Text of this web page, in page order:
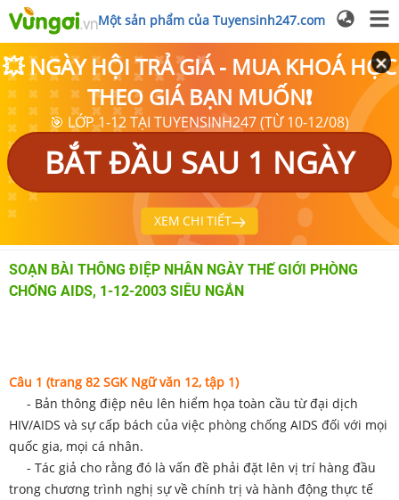
Một sản phẩm của Tuyensinh247.com
💥 NGÀY HỘI TRẢ GIÁ - MUA KHOÁ HỌC
THEO GIÁ BẠN MUỐN❗
🎯 LỚP 1-12 TẠI TUYENSINH247 (TỪ 10-12/08)
BẮT ĐẦU SAU 1 NGÀY
XEM CHI TIẾT
SOẠN BÀI THÔNG ĐIỆP NHÂN NGÀY THẾ GIỚI PHÒNG
CHỐNG AIDS, 1-12-2003 SIÊU NGẮN
Câu 1 (trang 82 SGK Ngữ văn 12, tập 1)
- Bản thông điệp nêu lên hiểm họa toàn cầu từ đại dịch
HIV/AIDS và sự cấp bách của việc phòng chống AIDS đối với mọi
quốc gia, mọi cá nhân.
- Tác giả cho rằng đó là vấn đề phải đặt lên vị trí hàng đầu
trong chương trình nghị sự về chính trị và hành động thực tế